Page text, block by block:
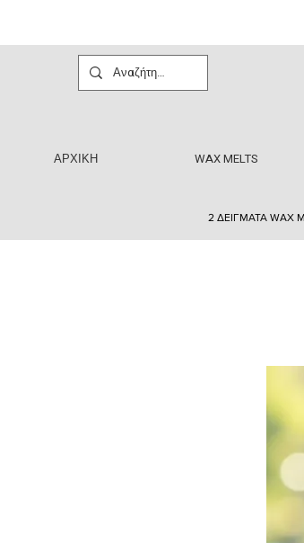
ΑΡΧΙΚΗ WAX MELTS
2 ΔΕΙΓΜΑΤΑ WAX